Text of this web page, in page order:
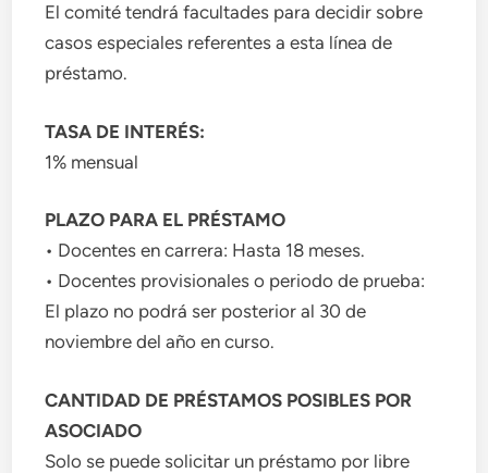
El comité tendrá facultades para decidir sobre
casos especiales referentes a esta línea de
préstamo.
TASA DE INTERÉS:
1% mensual
PLAZO PARA EL PRÉSTAMO
• Docentes en carrera: Hasta 18 meses.
• Docentes provisionales o periodo de prueba:
El plazo no podrá ser posterior al 30 de
noviembre del año en curso.
CANTIDAD DE PRÉSTAMOS POSIBLES POR
ASOCIADO
Solo se puede solicitar un préstamo por libre